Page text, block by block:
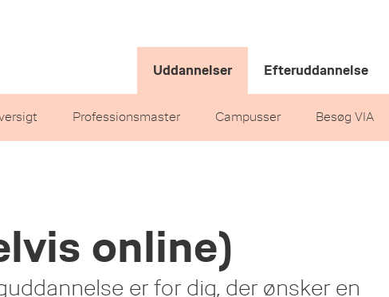
Uddannelser
Professionsmaster Campusser Besøg VIA
Efteruddannelse
online)
er for dig, der ønsker en